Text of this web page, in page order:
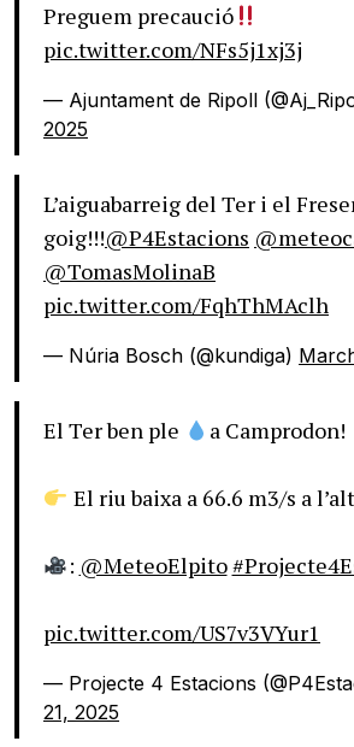
Preguem precaució
pic.twitter.com/NFs5j1xj3j
— Ajuntament de Ripoll
2025
L’aiguabarreig del Ter i el
goig!!!@P4Estacions
@TomasMolinaB
pic.twitter.com/FqhThMAclh
— Núria Bosch (@kundiga)
El Ter ben ple a Camprodon!
El riu baixa a 66.6 m3/s a
: @MeteoElpito
pic.twitter.com/US7v3VYur1
— Projecte 4 Estacions
21, 2025